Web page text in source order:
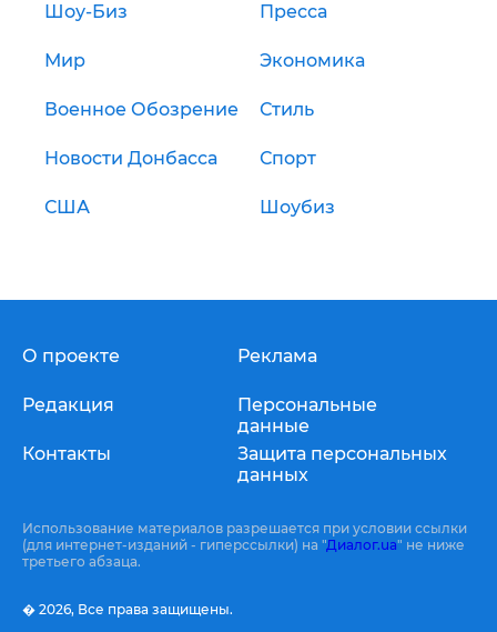
Шоу-Биз Пресса
Мир Экономика
Военное Обозрение Стиль
Новости Донбасса Спорт
США Шоубиз
О проекте
Редакция
Контакты
Реклама
Персональные
данные
Защита персональных
данных
Использование материалов разрешается при условии ссылки
(для интернет-изданий - гиперссылки) на "Диалог.ua" не ниже
третьего абзаца.
� 2026, Все права защищены.